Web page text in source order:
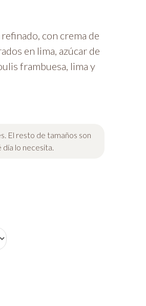
con crema de
en lima, azúcar de
frambuesa, lima y
El resto de tamaños son
día lo necesita.